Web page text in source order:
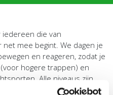
iedereen die van
mee begint. We dagen je
en reageren, zodat je
hogere trappen) en
Alle niveaus zijn
en staan altijd open